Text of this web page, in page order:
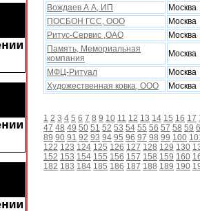
Вождаев А А, ИП
Москва
ПОСБОН ГСС, ООО
Москва
Ритус-Сервис ,ОАО
Москва
Память, Мемориальная
компания
Москва
МФЦ-Ритуал
Москва
Xудожественная ковка, ООО
Москва
1 2 3 4 5 6 7 8 9 10 11 12 13 14 15 16 17
47 48 49 50 51 52 53 54 55 56 57 58 59
89 90 91 92 93 94 95 96 97 98 99 100
122 123 124 125 126 127 128 129 130
152 153 154 155 156 157 158 159 160
182 183 184 185 186 187 188 189 190